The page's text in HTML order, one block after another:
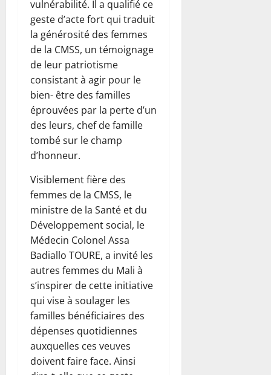
vulnérabilité. Il a qualifié ce
geste d’acte fort qui traduit
la générosité des femmes
de la CMSS, un témoignage
de leur patriotisme
consistant à agir pour le
bien- être des familles
éprouvées par la perte d’un
des leurs, chef de famille
tombé sur le champ
d’honneur.
Visiblement fière des
femmes de la CMSS, le
ministre de la Santé et du
Développement social, le
Médecin Colonel Assa
Badiallo TOURE, a invité les
autres femmes du Mali à
s’inspirer de cette initiative
qui vise à soulager les
familles bénéficiaires des
dépenses quotidiennes
auxquelles ces veuves
doivent faire face. Ainsi